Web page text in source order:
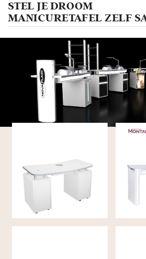
STEL JE DROOM
MANICURETAFEL ZELF
Manicuretafel (130cm)
MONTANA SMART